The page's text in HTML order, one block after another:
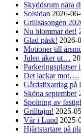
Skyddsrum nära
Solsidan 2026-06-
Grillsäsongen
Nu blommar det!
Glad påsk! 2026-
Motioner till
Julen åker ut…
Parkeringsplatser
Det lackar mot….
Gårdsfixardag på
Sköna september
Spolning av
Grilltajm! 2025-
Vår i Lund 2025-
Hjärtstartare på